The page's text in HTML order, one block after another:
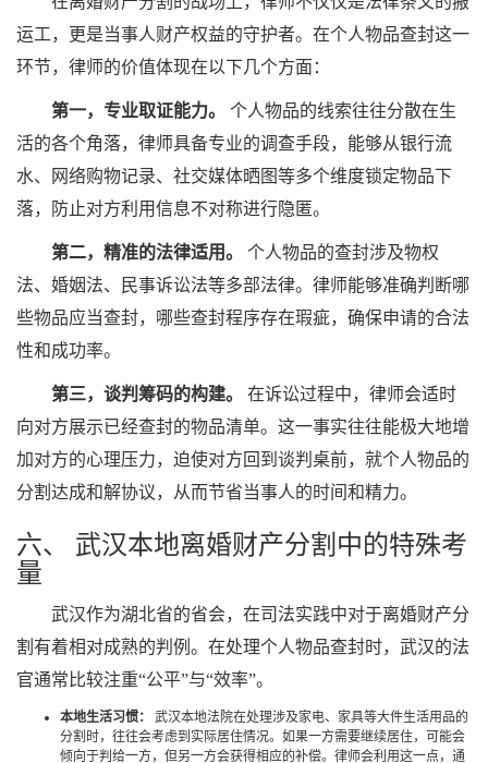
运工，更是当事人财产权益的守护者。在个人物品查封这一
环节，律师的价值体现在以下几个方面：
第一，专业取证能力。
个人物品的线索往往分散在生
活的各个角落，律师具备专业的调查手段，能够从银行流
水、网络购物记录、社交媒体晒图等多个维度锁定物品下
落，防止对方利用信息不对称进行隐匿。
第二，精准的法律适用。
个人物品的查封涉及物权
法、婚姻法、民事诉讼法等多部法律。律师能够准确判断哪
些物品应当查封，哪些查封程序存在瑕疵，确保申请的合法
性和成功率。
第三，谈判筹码的构建。
在诉讼过程中，律师会适时
向对方展示已经查封的物品清单。这一事实往往能极大地增
加对方的心理压力，迫使对方回到谈判桌前，就个人物品的
分割达成和解协议，从而节省当事人的时间和精力。
六、 武汉本地离婚财产分割中的特殊考
量
武汉作为湖北省的省会，在司法实践中对于离婚财产分
割有着相对成熟的判例。在处理个人物品查封时，武汉的法
官通常比较注重“公平”与“效率”。
本地生活习惯：
武汉本地法院在处理涉及家电、家具等大件生活用品的
分割时，往往会考虑到实际居住情况。如果一方需要继续居住，可能会
倾向于判给一方，但另一方会获得相应的补偿。律师会利用这一点，通